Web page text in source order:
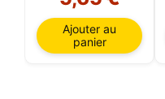
Ajouter au
panier